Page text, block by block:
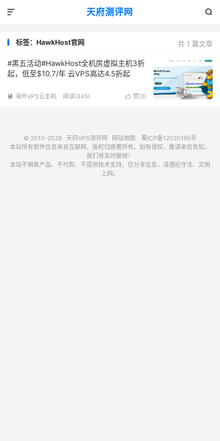
天府测评网 

共 1 篇文章
标签：HawkHost官网
#黑五活动#HawkHost全机房虚拟主机3折
起，低至$10.7/年 云VPS高达4.5折起
 赞(2)
 海外VPS云主机 阅读(345)
© 2010-2026 天府VPS测评网 网站地图
蜀ICP备12020195号
本站所有软件信息来自互联网，版权归原著所有。如有侵权，敬请来信告知，
我们将及时撤销！
本站不销售产品、不代购、不提供技术支持，仅分享信息，请遵纪守法、文明
上网。